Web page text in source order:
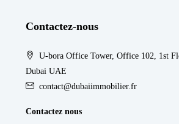
Contactez-nous
U-bora Office Tower, Office 102, 1st
Dubai UAE
contact@dubaiimmobilier.fr
Contactez nous